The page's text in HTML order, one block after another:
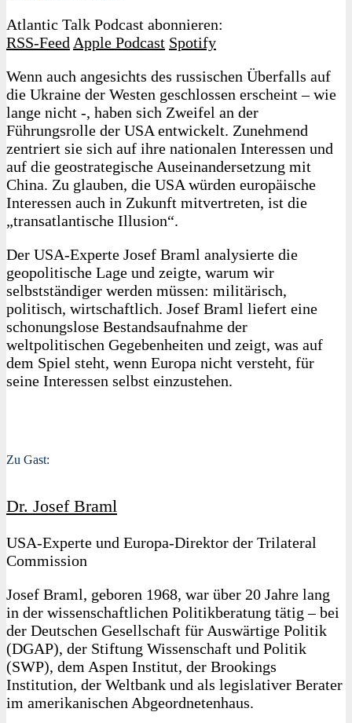
Atlantic Talk Podcast abonnieren:
RSS-Feed Apple Podcast Spotify
Wenn auch angesichts des russischen Überfalls auf
die Ukraine der Westen geschlossen erscheint – wie
lange nicht -, haben sich Zweifel an der
Führungsrolle der USA entwickelt. Zunehmend
zentriert sie sich auf ihre nationalen Interessen und
auf die geostrategische Auseinandersetzung mit
China. Zu glauben, die USA würden europäische
Interessen auch in Zukunft mitvertreten, ist die
„transatlantische Illusion“.
Der USA-Experte Josef Braml analysierte die
geopolitische Lage und zeigte, warum wir
selbstständiger werden müssen: militärisch,
politisch, wirtschaftlich. Josef Braml liefert eine
schonungslose Bestandsaufnahme der
weltpolitischen Gegebenheiten und zeigt, was auf
dem Spiel steht, wenn Europa nicht versteht, für
seine Interessen selbst einzustehen.
Zu Gast:
Dr. Josef Braml
USA-Experte und Europa-Direktor der Trilateral
Commission
Josef Braml, geboren 1968, war über 20 Jahre lang
in der wissenschaftlichen Politikberatung tätig – bei
der Deutschen Gesellschaft für Auswärtige Politik
(DGAP), der Stiftung Wissenschaft und Politik
(SWP), dem Aspen Institut, der Brookings
Institution, der Weltbank und als legislativer Berater
im amerikanischen Abgeordnetenhaus.